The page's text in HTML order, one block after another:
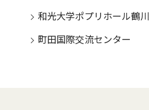
和光大学ポプリホール鶴川
町田国際交流センター